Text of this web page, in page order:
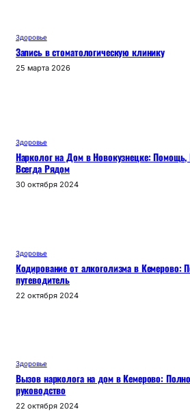
Здоровье
Запись в стоматологическую клинику
25 марта 2026
Здоровье
Нарколог на Дом в Новокузнецке: Помощь,
Всегда Рядом
30 октября 2024
Здоровье
Кодирование от алкоголизма в Кемерово:
путеводитель
22 октября 2024
Здоровье
Вызов нарколога на дом в Кемерово:
руководство
22 октября 2024